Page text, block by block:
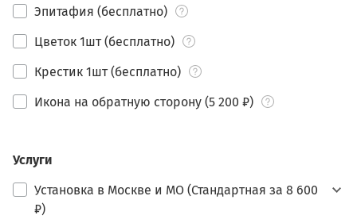
Эпитафия (бесплатно)
Цветок 1шт (бесплатно)
Крестик 1шт (бесплатно)
Икона на обратную сторону (5 200 ₽)
Услуги
Установка в Москве и МО (Стандартная за 8 600
₽)